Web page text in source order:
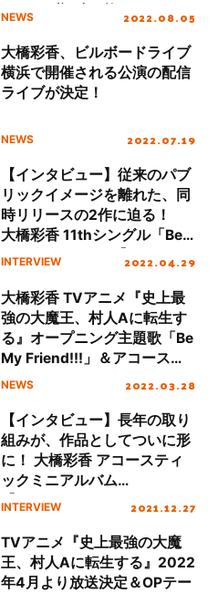
ーカイブ視聴可能
NEWS 2022.08.05
大橋彩香、ビルボードライブ
横浜で開催される公演の配信
ライブが決定！
NEWS 2022.07.19
【インタビュー】従来のパブ
リックイメージを離れた、同
時リリースの2作に迫る！
大橋彩香 11thシングル「Be
My Friend!!!」・『Acoustic
スインタビュー
INTERVIEW 2022.04.29
大橋彩香 TVアニメ『史上最
強の大魔王、村人Aに転生す
る』オープニング主題歌「Be
My Friend!!!」＆アコーステ
ィックミニアルバム
開！
NEWS 2022.03.28
【インタビュー】長年の取り
組みが、作品としてついに形
に！ 大橋彩香 アコースティ
ックミニアルバム
『Lumière』リリースインタ
INTERVIEW 2021.12.27
TVアニメ『史上最強の大魔
王、村人Aに転生する』2022
年4月より放送決定＆OPテー